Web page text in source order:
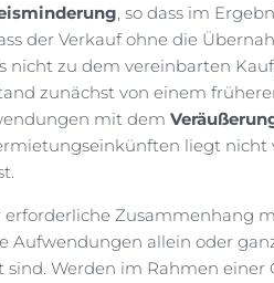
, so dass im
der Verkauf ohne die
zu dem vereinbarten
zunächst von einem
mit dem
liegt nicht
erforderliche Zusammenhang
Aufwendungen allein oder
sind. Werden im Rahmen